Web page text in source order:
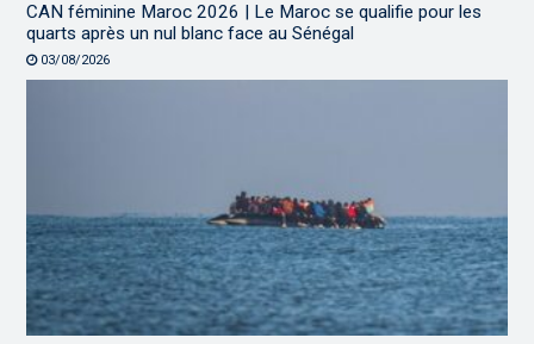
CAN féminine Maroc 2026 | Le Maroc se qualifie pour les
quarts après un nul blanc face au Sénégal
03/08/2026